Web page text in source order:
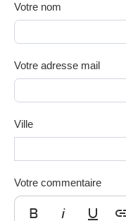
Votre nom
Votre adresse mail
Ville
Votre commentaire